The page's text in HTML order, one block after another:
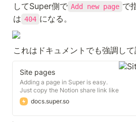
してSuper側で Add new page で
は 404 になる。
これはドキュメントでも強調して
Site pages
Adding a page in Super is easy.
Just copy the Notion share link like
you did when creating a site, and
paste it in the " Add page" modal
on the " page of the site editor.
docs.super.so